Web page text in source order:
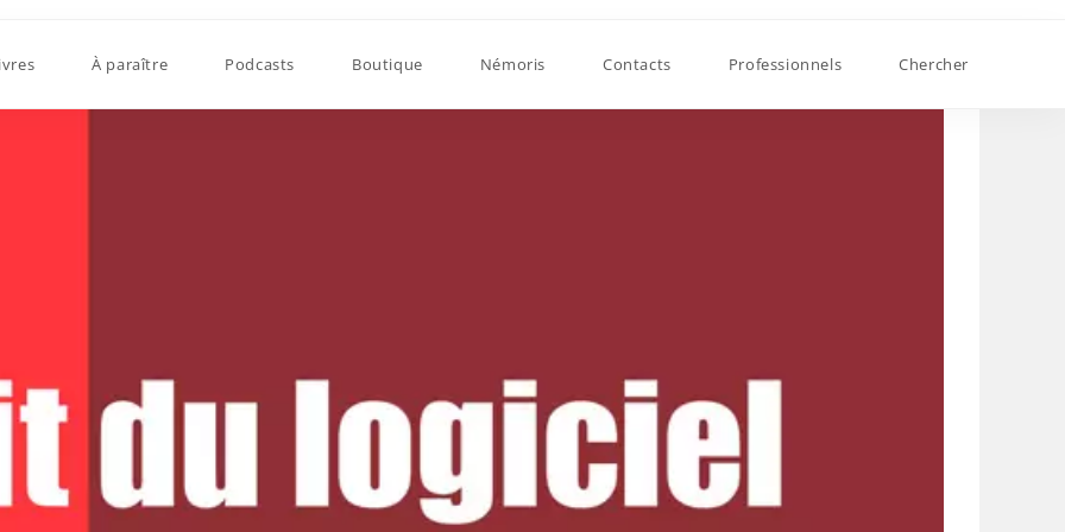
À paraître Podcasts Boutique Némoris Contacts Professionnels Chercher